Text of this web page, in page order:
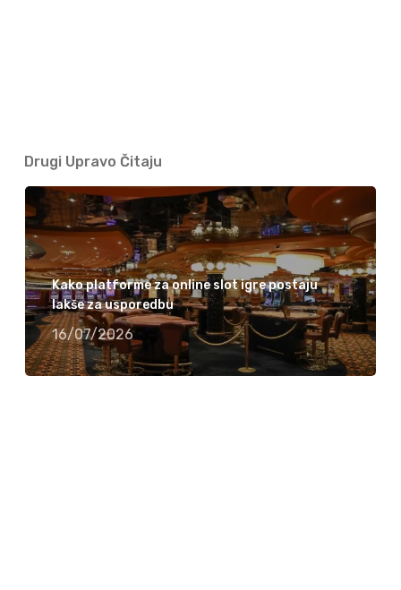
Drugi Upravo Čitaju
Kako platforme za online slot igre postaju
lakše za usporedbu
16/07/2026